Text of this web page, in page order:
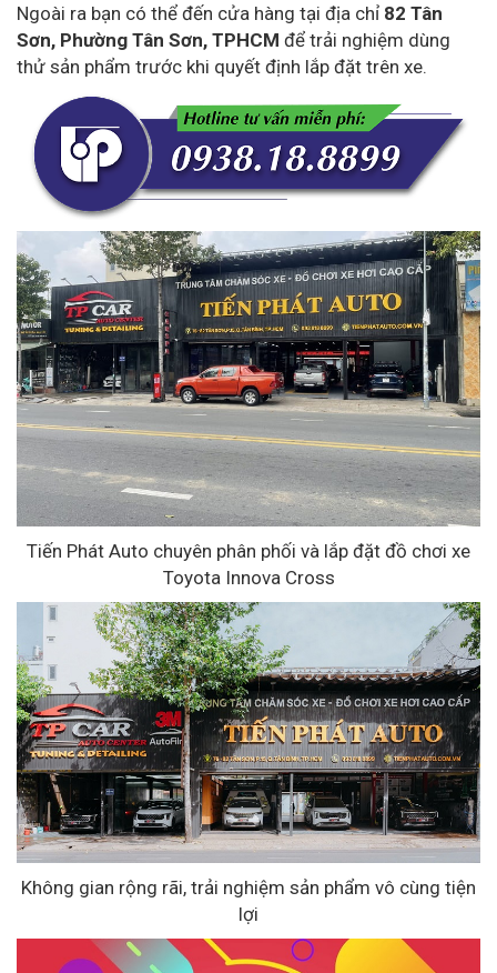
Ngoài ra bạn có thể đến cửa hàng tại địa chỉ 82 Tân
Sơn, Phường Tân Sơn, TPHCM để trải nghiệm dùng
thử sản phẩm trước khi quyết định lắp đặt trên xe.
Tiến Phát Auto chuyên phân phối và lắp đặt đồ chơi xe
Toyota Innova Cross
Không gian rộng rãi, trải nghiệm sản phẩm vô cùng tiện
lợi